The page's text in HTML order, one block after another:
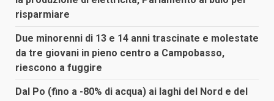
risparmiare
Due minorenni di 13 e 14 anni trascinate e molestate
da tre giovani in pieno centro a Campobasso,
riescono a fuggire
Dal Po (fino a -80% di acqua) ai laghi del Nord e del